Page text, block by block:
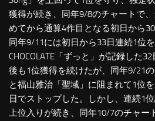
獲得が続き、同年9/8のチャートで
めてから通算4作目となる初日から
同年9/11には初日から33日連続1位
CHOCOLATE「ずっと」が記録した
後も1位獲得を続けたが、同年9/21の
と福山雅治「聖域」に阻まれて1位
日でストップした。しかし、連続1
上位入りが続き、同年10/7のチャー